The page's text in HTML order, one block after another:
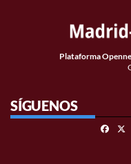
Plataforma
SÍGUENOS